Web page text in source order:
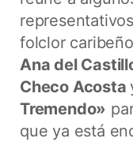
folclor
Ana del
Checo Acosta
Tremendo»
que ya está